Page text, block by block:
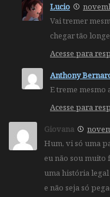
Lucio
Vai tremer
chegar tão
Acesse para
Anthony
E treme mesmo
Acesse para
Giovana
Hum, vi só uma
eu não sou
uma história
e não seja só